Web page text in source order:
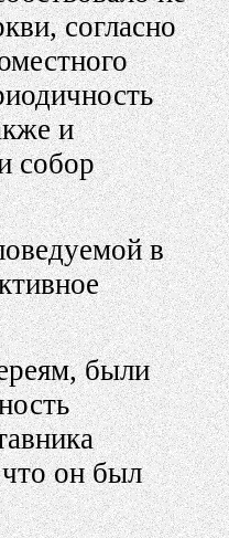
согласно
и
собор
в
были
он был